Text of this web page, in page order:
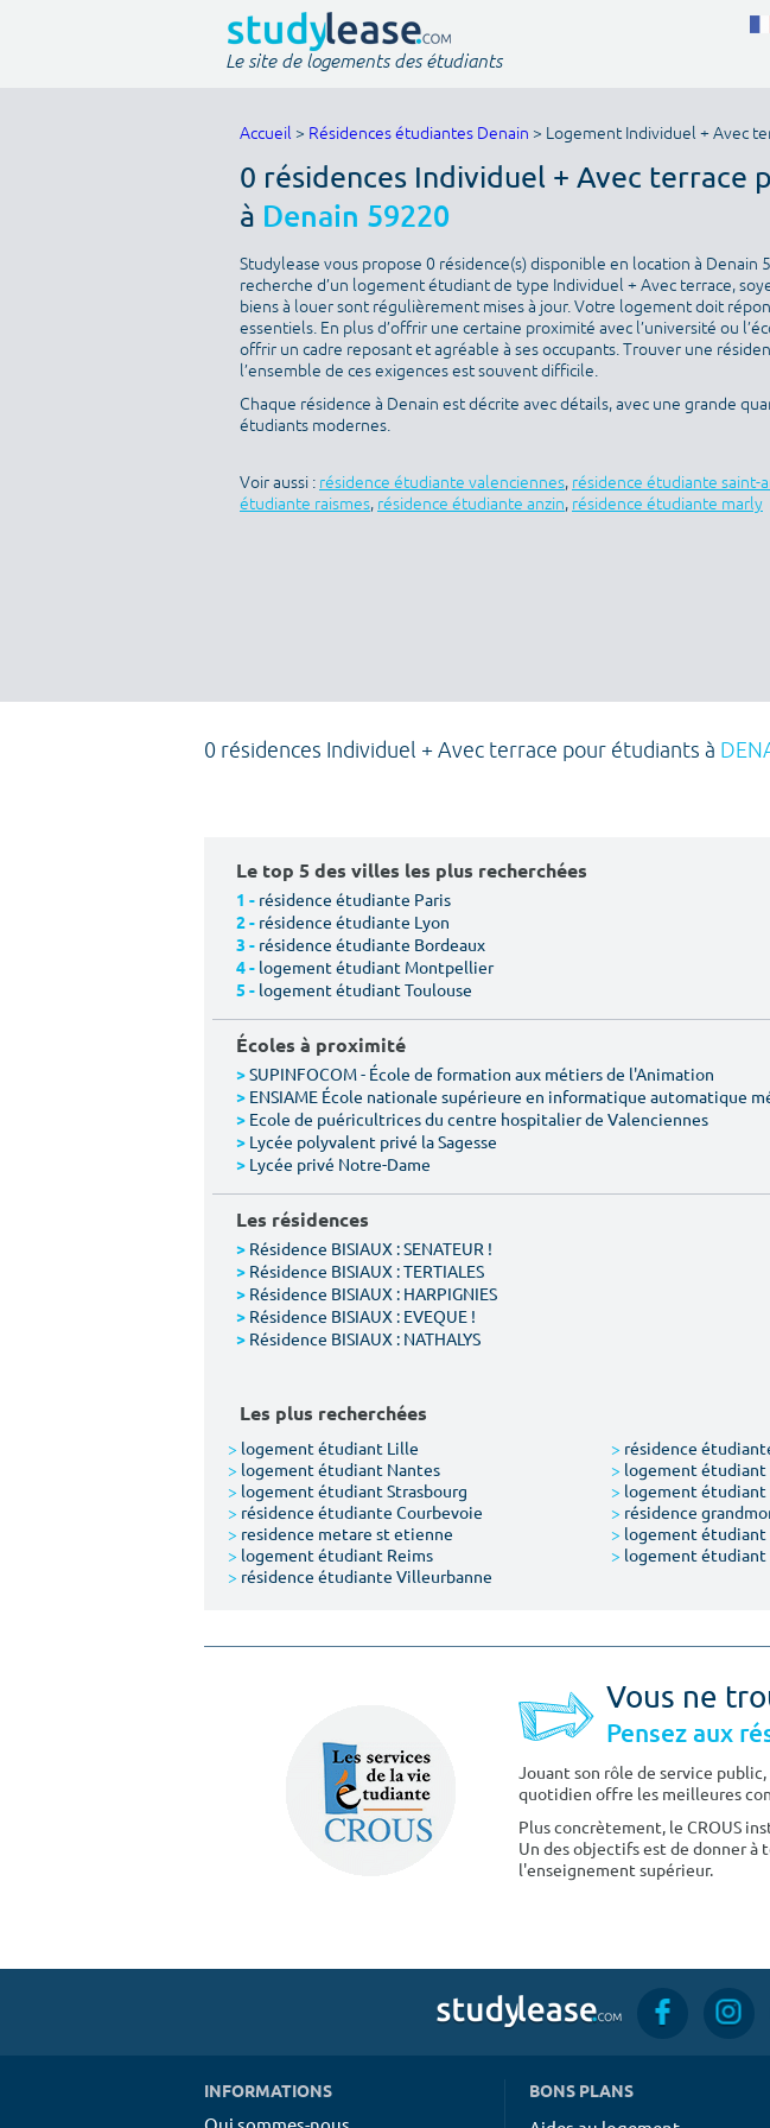
Le site de logements des étudiants
Accueil > Résidences étudiantes Denain > Logement Individuel + Avec
0 résidences Individuel + Avec terrace
à Denain 59220
Studylease vous propose 0 résidence(s) disponible en location à Denain
recherche d’un logement étudiant de type Individuel + Avec terrace,
biens à louer sont régulièrement mises à jour. Votre logement doit
essentiels. En plus d’offrir une certaine proximité avec l’université ou
offrir un cadre reposant et agréable à ses occupants. Trouver une
l’ensemble de ces exigences est souvent difficile.
Chaque résidence à Denain est décrite avec détails, avec une grande
étudiants modernes.
Voir aussi : résidence étudiante valenciennes, résidence étudiante saint-
étudiante raismes, résidence étudiante anzin, résidence étudiante marly
0 résidences Individuel + Avec terrace pour étudiants à
Le top 5 des villes les plus recherchées
1 - résidence étudiante Paris
2 - résidence étudiante Lyon
3 - résidence étudiante Bordeaux
4 - logement étudiant Montpellier
5 - logement étudiant Toulouse
Écoles à proximité
>SUPINFOCOM - École de formation aux métiers de l'Animation
> ENSIAME École nationale supérieure en informatique automatique
> Ecole de puéricultrices du centre hospitalier de Valenciennes
> Lycée polyvalent privé la Sagesse
> Lycée privé Notre-Dame
Les résidences
> Résidence BISIAUX : SENATEUR !
> Résidence BISIAUX : TERTIALES
> Résidence BISIAUX : HARPIGNIES
> Résidence BISIAUX : EVEQUE !
> Résidence BISIAUX : NATHALYS
Les plus recherchées
> logement étudiant Lille > résidence
> logement étudiant Nantes > logement étudiant
> logement étudiant Strasbourg > logement étudiant
> résidence étudiante Courbevoie > résidence
> residence metare st etienne > logement étudiant
> logement étudiant Reims > logement étudiant
> résidence étudiante Villeurbanne
Vous ne
Pensez aux
Jouant son rôle de service
quotidien offre les meilleures
Plus concrètement, le CROUS
Un des objectifs est de donner à
l'enseignement supérieur.
INFORMATIONS BONS PLANS